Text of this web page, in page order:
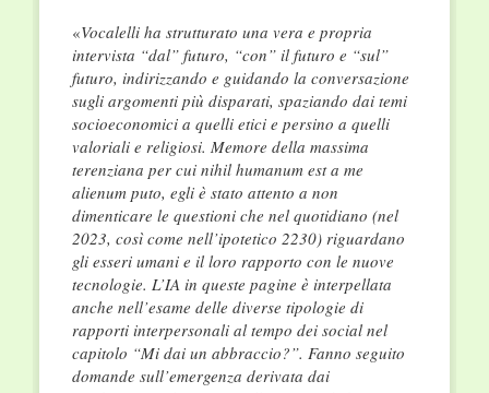
«Vocalelli ha strutturato una vera e propria
intervista “dal” futuro, “con” il futuro e “sul”
futuro, indirizzando e guidando la conversazione
sugli argomenti più disparati, spaziando dai temi
socioeconomici a quelli etici e persino a quelli
valoriali e religiosi. Memore della massima
terenziana per cui nihil humanum est a me
alienum puto, egli è stato attento a non
dimenticare le questioni che nel quotidiano (nel
2023, così come nell’ipotetico 2230) riguardano
gli esseri umani e il loro rapporto con le nuove
tecnologie. L’IA in queste pagine è interpellata
anche nell’esame delle diverse tipologie di
rapporti interpersonali al tempo dei social nel
capitolo “Mi dai un abbraccio?”. Fanno seguito
domande sull’emergenza derivata dai